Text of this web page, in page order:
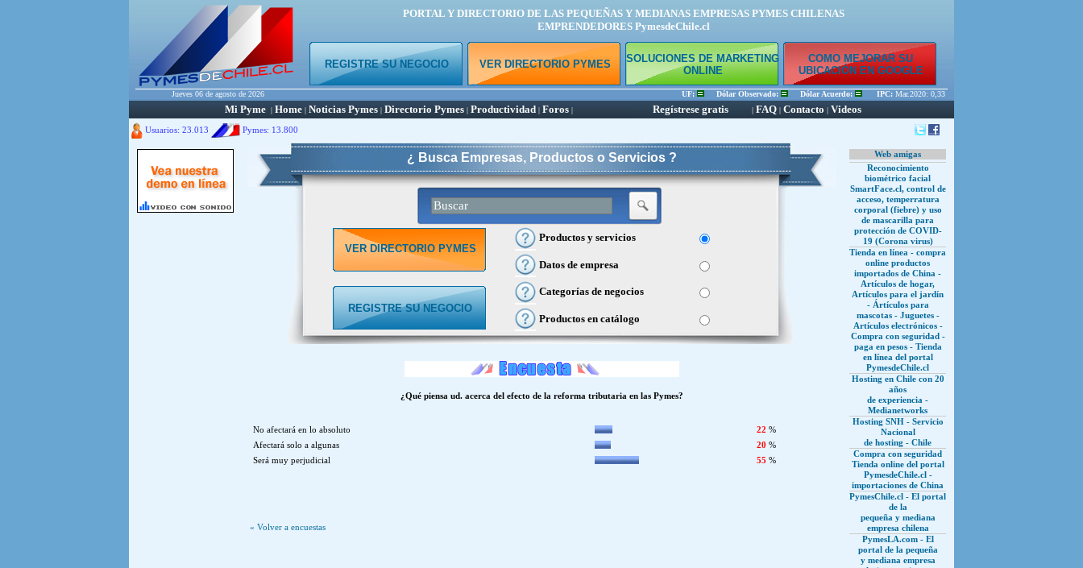
PORTAL Y DIRECTORIO DE LAS PEQUEÑAS Y MEDIANAS EMPRESAS PYMES CHILENAS
EMPRENDEDORES PymesdeChile.cl
REGISTRE SU NEGOCIO VER DIRECTORIO PYMES
SOLUCIONES DE MARKETING
ONLINE
COMO MEJORAR SU
UBICACIÓN EN GOOGLE
Jueves 06 de agosto de 2026 UF: Dólar Observado: Dólar Acuerdo: IPC:Mar.2020: 0,33 % Feb.2020: 0,45 % Ene.2020: 0,56
Mi Pyme | Home | Noticias Pymes | Directorio Pymes | Productividad | Foros | Regístrese gratis | FAQ | Contacto | Videos
Usuarios: 23.013 Pymes: 13.800
¿ Busca Empresas, Productos o Servicios ?
VER DIRECTORIO PYMES
REGISTRE SU NEGOCIO
Productos y servicios
Datos de empresa
Categorías de negocios
Productos en catálogo
¿Qué piensa ud. acerca del efecto de la reforma tributaria en las Pymes?
No afectará en lo absoluto 22 %
Afectará solo a algunas
20 %
Será muy perjudicial
55 %
« Volver a encuestas
Web amigas
Reconocimiento
biométrico facial
SmartFace.cl, control de
acceso, temperratura
corporal (fiebre) y uso
de mascarilla para
protección de COVID-
19 (Corona virus)
Tienda en línea - compra
online productos
importados de China -
Artículos de hogar,
Artículos para el jardín
- Ártículos para
mascotas - Juguetes -
Artículos electrónicos -
Compra con seguridad -
paga en pesos - Tienda
en línea del portal
PymesdeChile.cl
Hosting en Chile con 20
años
de experiencia -
Medianetworks
Hosting SNH - Servicio
Nacional
de hosting - Chile
Compra con seguridad
Tienda online del portal
PymesdeChile.cl -
importaciones de China
PymesChile.cl - El portal
de la
pequeña y mediana
empresa chilena
PymesLA.com - El
portal de la pequeña
y mediana empresa